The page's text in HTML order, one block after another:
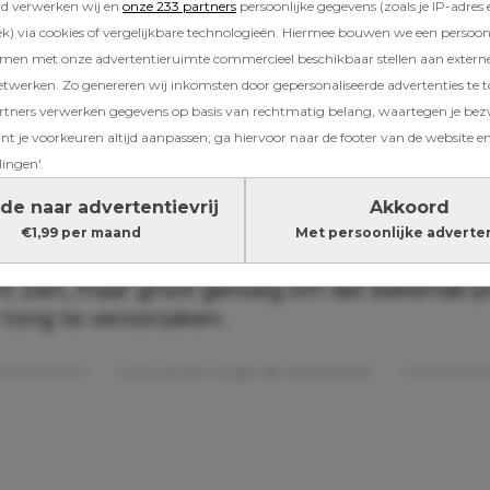
verwerken wij en onze 233 partners persoonlijke gegevens (zoals je IP-adres
via cookies of vergelijkbare technologieën. Hiermee bouwen we een
met onze advertentieruimte commercieel beschikbaar stellen aan
Zo genereren wij inkomsten door gepersonaliseerde advertenties te
verwerken gegevens op basis van rechtmatig belang, waartegen je
je voorkeuren altijd aanpassen; ga hiervoor naar de footer van de website
naar advertentievrij
€1,99 per maand
Akkoord
Met persoonlijke
meer een kiwi durft aan te raken: het
microscopisch kleine kristallen die
zijn piepkleine, scherpe naaldjes van
vruchtvlees bevinden. Zo klein dat je ze
zien, maar groot genoeg om dat bekende
te veroorzaken.